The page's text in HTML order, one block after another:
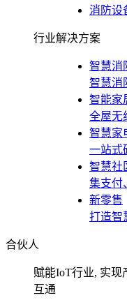
消防设
行业解决方案
智慧消
智慧消
智能家
全屋无
智慧家
一站式
智慧社
集支付
新零售
打造智
合伙人
赋能IoT行业, 实现
互通